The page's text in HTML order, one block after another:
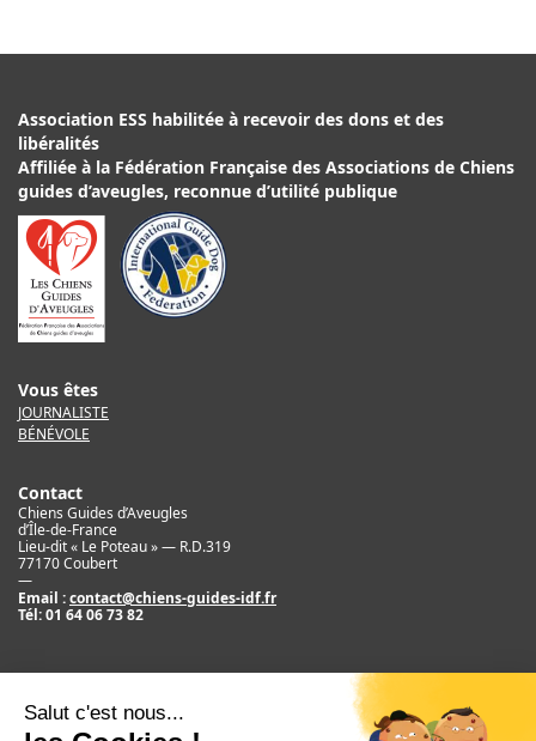
Association ESS habilitée à recevoir des dons et des
libéralités
Affiliée à la Fédération Française des Associations de Chiens
guides d’aveugles, reconnue d’utilité publique
Vous êtes
JOURNALISTE
BÉNÉVOLE
Contact
Chiens Guides d’Aveugles
d’Île-de-France
Lieu-dit « Le Poteau » — R.D.319
77170 Coubert
—
Email :contact@chiens-guides-idf.fr
Tél:01 64 06 73 82
Crédit
©2017 Chiens Guides d’Aveugles d’IDF